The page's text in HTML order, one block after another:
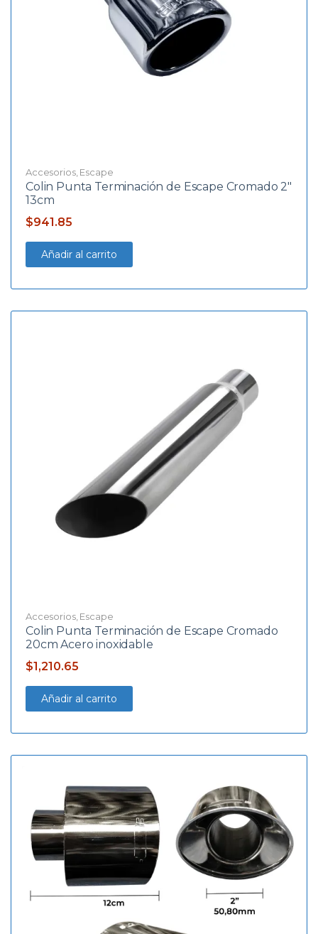
Accesorios, Escape
Colin Punta Terminación de Escape Cromado 2″
13cm
$941.85
Añadir al carrito
Accesorios, Escape
Colin Punta Terminación de Escape Cromado
20cm Acero inoxidable
$1,210.65
Añadir al carrito